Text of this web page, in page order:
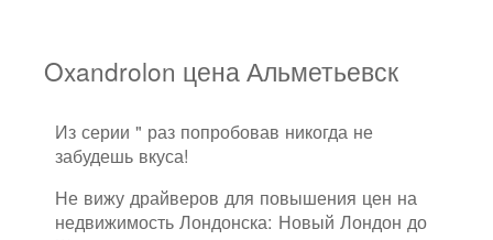
Oxandrolon цена Альметьевск
Из серии " раз попробовав никогда не
забудешь вкуса!
Не вижу драйверов для повышения цен на
недвижимость Лондонска: Новый Лондон до